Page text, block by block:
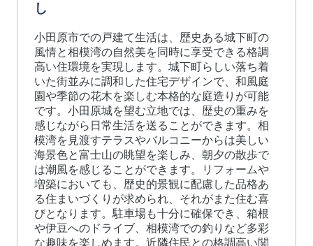
し
小田原市での戸建て生活は、歴史ある城下町の
風情と相模湾の自然美を同時に享受できる格調
高い住環境を実現します。城下町らしい落ち着
いた街並みに調和した住宅デザインで、和風庭
園や季節の花木を楽しむ本格的な庭造りが可能
です。小田原城を望む立地では、歴史の重みを
感じながら日常生活を送ることができます。相
模湾を見渡すテラスやバルコニーからは美しい
海景色と富士山の眺望を楽しみ、朝夕の散歩で
は潮風を感じることができます。リフォームや
増築においても、歴史的景観に配慮した品格あ
る住まいづくりが求められ、それがまた住む喜
びとなります。駐車場も十分に確保でき、箱根
や伊豆へのドライブ、相模湾での釣りなど多彩
な趣味を楽しめます。近隣住民との格調高い関